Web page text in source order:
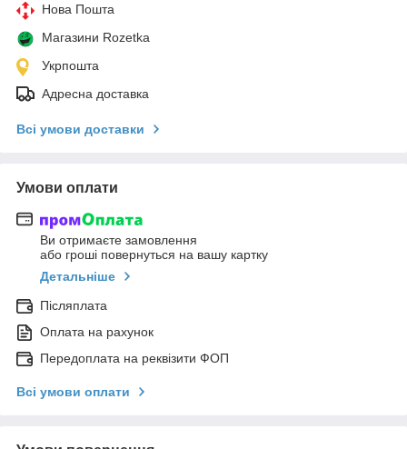
Нова Пошта
Магазини Rozetka
Укрпошта
Адресна доставка
Всі умови доставки
Умови оплати
Ви отримаєте замовлення
або гроші повернуться на вашу картку
Детальніше
Післяплата
Оплата на рахунок
Передоплата на реквізити ФОП
Всі умови оплати